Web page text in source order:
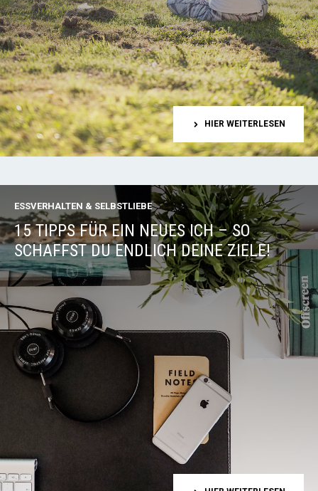
HIER WEITERLESEN
ESSVERHALTEN & SELBSTLIEBE
15 TIPPS FÜR EIN NEUES ICH – SO
SCHAFFST DU ENDLICH DEINE ZIELE!